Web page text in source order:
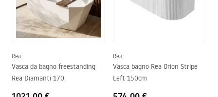
Rea
Vasca da bagno freestanding
Rea Diamanti 170
Rea
Vasca bagno Rea Orion Stripe
Left 150cm